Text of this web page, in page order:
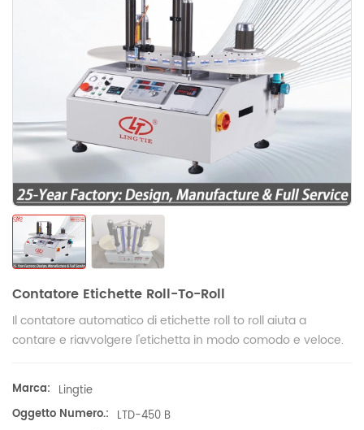
Contatore Etichette Roll-To-Roll
Il contatore automatico di etichette roll to roll aiuta a
contare e riavvolgere l'etichetta in modo comodo e veloce.
Marca: Lingtie
Oggetto Numero.: LTD-450 B